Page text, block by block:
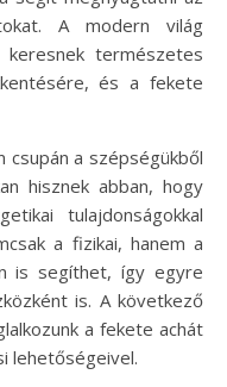
A modern világ
természetes
és a fekete
csupán a szépségükből
hisznek abban, hogy
tulajdonságokkal
a fizikai, hanem a
is segíthet, így egyre
is. A következő
a fekete achát
lehetőségeivel.